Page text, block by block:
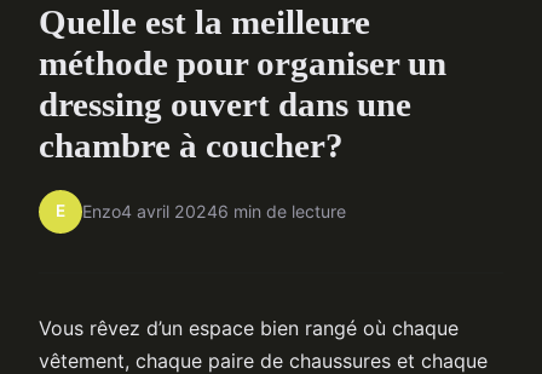
Quelle est la meilleure
méthode pour organiser un
dressing ouvert dans une
chambre à coucher?
E Enzo4 avril 20246 min de lecture
Vous rêvez d’un espace bien rangé où chaque
vêtement, chaque paire de chaussures et chaque